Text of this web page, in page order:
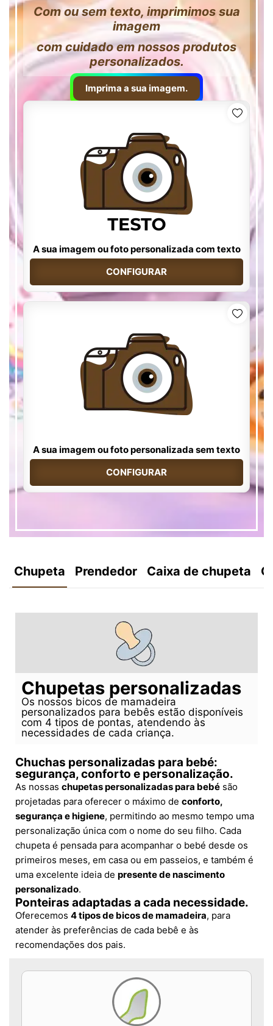
Com ou sem texto, imprimimos sua
imagem
com cuidado em nossos produtos
personalizados.
Imprima a sua imagem.
A sua imagem ou foto personalizada com texto
CONFIGURAR
A sua imagem ou foto personalizada sem texto
CONFIGURAR
Chupeta Prendedor Caixa de chupeta
Chupetas personalizadas
Os nossos bicos de mamadeira
personalizados para bebês estão disponíveis
com 4 tipos de pontas, atendendo às
necessidades de cada criança.
Chuchas personalizadas para bebé:
segurança, conforto e personalização.
As nossas chupetas personalizadas para bebé são
projetadas para oferecer o máximo de conforto,
segurança e higiene, permitindo ao mesmo tempo uma
personalização única com o nome do seu filho. Cada
chupeta é pensada para acompanhar o bebé desde os
primeiros meses, em casa ou em passeios, e também é
uma excelente ideia de presente de nascimento
personalizado.
Ponteiras adaptadas a cada necessidade.
Oferecemos 4 tipos de bicos de mamadeira, para
atender às preferências de cada bebê e às
recomendações dos pais.